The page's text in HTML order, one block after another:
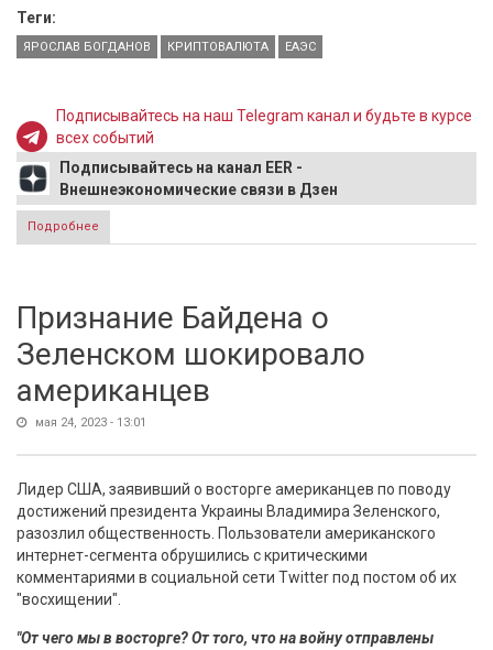
Теги:
ЯРОСЛАВ БОГДАНОВ КРИПТОВАЛЮТА ЕАЭС
Подписывайтесь на наш Telegram канал и будьте в курсе
всех событий
Подписывайтесь на канал EER -
Внешнеэкономические связи в Дзен
Подробнее
шаг в будущее ЕАЭС
Признание Байдена о
Зеленском шокировало
американцев
мая 24, 2023 - 13:01
Лидер США, заявивший о восторге американцев по поводу
достижений президента Украины Владимира Зеленского,
разозлил общественность. Пользователи американского
интернет-сегмента обрушились с критическими
комментариями в социальной сети Twitter под постом об их
"восхищении".
"От чего мы в восторге? От того, что на войну отправлены